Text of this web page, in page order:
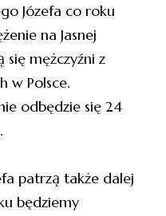
Józefa co roku
na Jasnej
się mężczyźni z
w Polsce.
odbędzie się 24
patrzą także dalej
będziemy